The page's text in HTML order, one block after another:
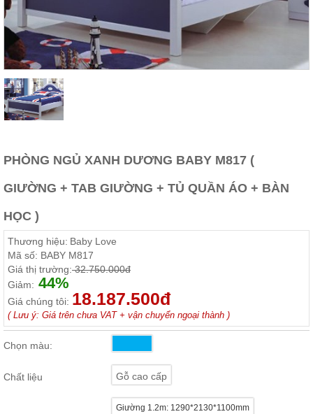
Thất
Phòng
Khách
Sofa,
tủ
Bàn
trà...
Nội
Phòng
ngủ, tủ
trang
điểm
Nội
Thất
Phòng
Ăn
Bàn
ăn,
ghế
ăn,
PHÒNG NGỦ XANH DƯƠNG BABY M817 (
GIƯỜNG + TAB GIƯỜNG + TỦ QUẦN ÁO + BÀN
HỌC )
Thương hiệu: Baby Love
Mã số: BABY M817
Giá thị trường:32.750.000đ
Giảm: 44%
Giá chúng tôi: 18.187.500đ
( Lưu ý: Giá trên chưa VAT + vận chuyển ngoại thành )
Chọn màu:
Chất liệu Gỗ cao cấp
Giường 1.2m: 1290*2130*1100mm